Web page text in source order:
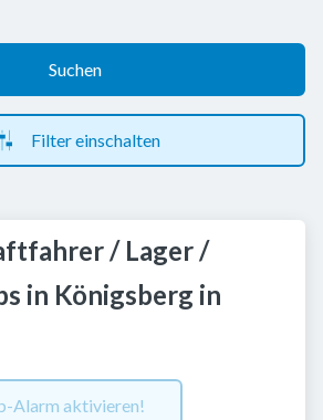
Suchen
Filter einschalten
/ Lager /
in Königsberg in
Alarm aktivieren!